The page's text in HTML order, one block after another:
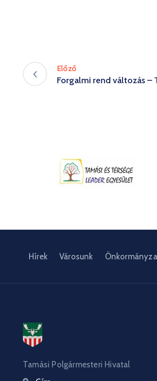
Előző
Forgalmi rend változás –
Hírek Városunk
Tamási Polgármesteri Hivatal